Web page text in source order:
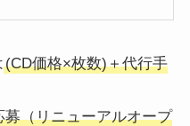
(CD価格×枚数)＋代行手
募（リニューアルオープ